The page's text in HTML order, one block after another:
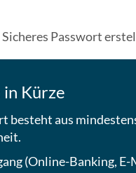
Sicheres Passwort
Kürze
besteht aus
(Online-Banking,